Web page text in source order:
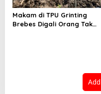
Makam di TPU Grinting
Brebes Digali Orang Tak